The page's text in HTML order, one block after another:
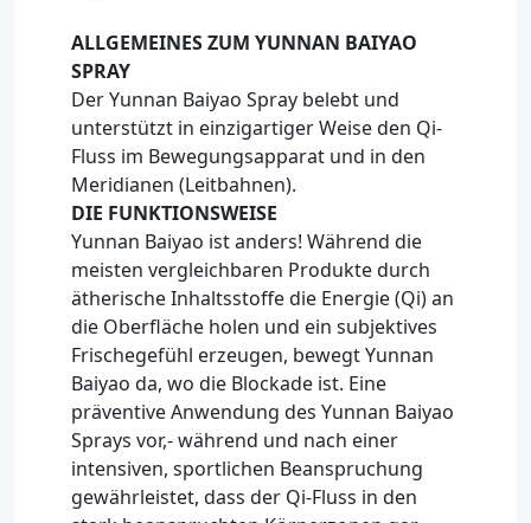
ALLGEMEINES ZUM YUNNAN BAIYAO
SPRAY
Der Yunnan Baiyao Spray belebt und
unterstützt in einzigartiger Weise den Qi-
Fluss im Bewegungsapparat und in den
Meridianen (Leitbahnen).
DIE FUNKTIONSWEISE
Yunnan Baiyao ist anders! Während die
meisten vergleichbaren Produkte durch
ätherische Inhaltsstoffe die Energie (Qi) an
die Oberfläche holen und ein subjektives
Frischegefühl erzeugen, bewegt Yunnan
Baiyao da, wo die Blockade ist. Eine
präventive Anwendung des Yunnan Baiyao
Sprays vor,- während und nach einer
intensiven, sportlichen Beanspruchung
gewährleistet, dass der Qi-Fluss in den